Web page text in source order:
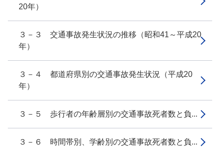
20年）
３－３ 交通事故発生状況の推移（昭和41～平成20
年）
３－４ 都道府県別の交通事故発生状況（平成20
年）
３－５ 歩行者の年齢層別の交通事故死者数と負...
３－６ 時間帯別、学齢別の交通事故死者数と負...